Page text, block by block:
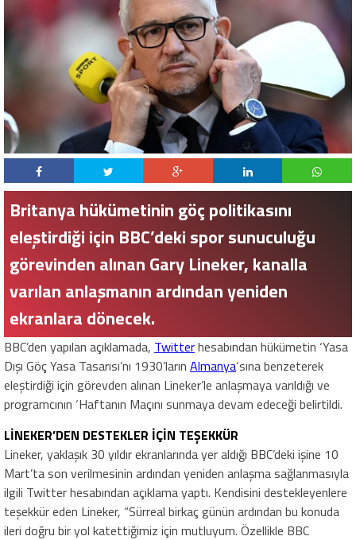
Britanya hükümetinin göç politikasını
eleştirdiği için BBC’deki spor sunuculuğu
görevinden alınan Gary Lineker, kanalla
varılan anlaşmanın ardından yeniden
ekranlara dönecek.
BBC’den yapılan açıklamada, Twitterhesabından hükümetin ‘Yasa
Dışı Göç Yasa Tasarısı’nı 1930’ların Almanya‘sına benzeterek
eleştirdiği için görevden alınan Lineker’le anlaşmaya varıldığı ve
programcının ‘Haftanın Maçını sunmaya devam edeceği belirtildi.
LİNEKER’DEN DESTEKLER İÇİN TEŞEKKÜR
Lineker, yaklaşık 30 yıldır ekranlarında yer aldığı BBC’deki işine 10
Mart’ta son verilmesinin ardından yeniden anlaşma sağlanmasıyla
ilgili Twitter hesabından açıklama yaptı. Kendisini destekleyenlere
teşekkür eden Lineker, “Sürreal birkaç günün ardından bu konuda
ileri doğru bir yol katettiğimiz için mutluyum. Özellikle BBC